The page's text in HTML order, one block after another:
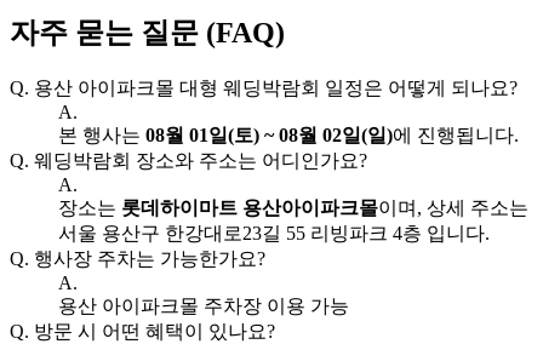
자주 묻는 질문 (FAQ)
Q. 용산 아이파크몰 대형 웨딩박람회 일정은 어떻게 되나요?
A.
본 행사는 08월 01일(토) ~ 08월 02일(일)에 진행됩니다.
Q. 웨딩박람회 장소와 주소는 어디인가요?
A.
장소는 롯데하이마트 용산아이파크몰이며, 상세 주소는
서울 용산구 한강대로23길 55 리빙파크 4층 입니다.
Q. 행사장 주차는 가능한가요?
A.
용산 아이파크몰 주차장 이용 가능
Q. 방문 시 어떤 혜택이 있나요?